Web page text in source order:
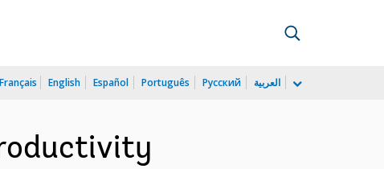
Français English Español Português Русский العربية